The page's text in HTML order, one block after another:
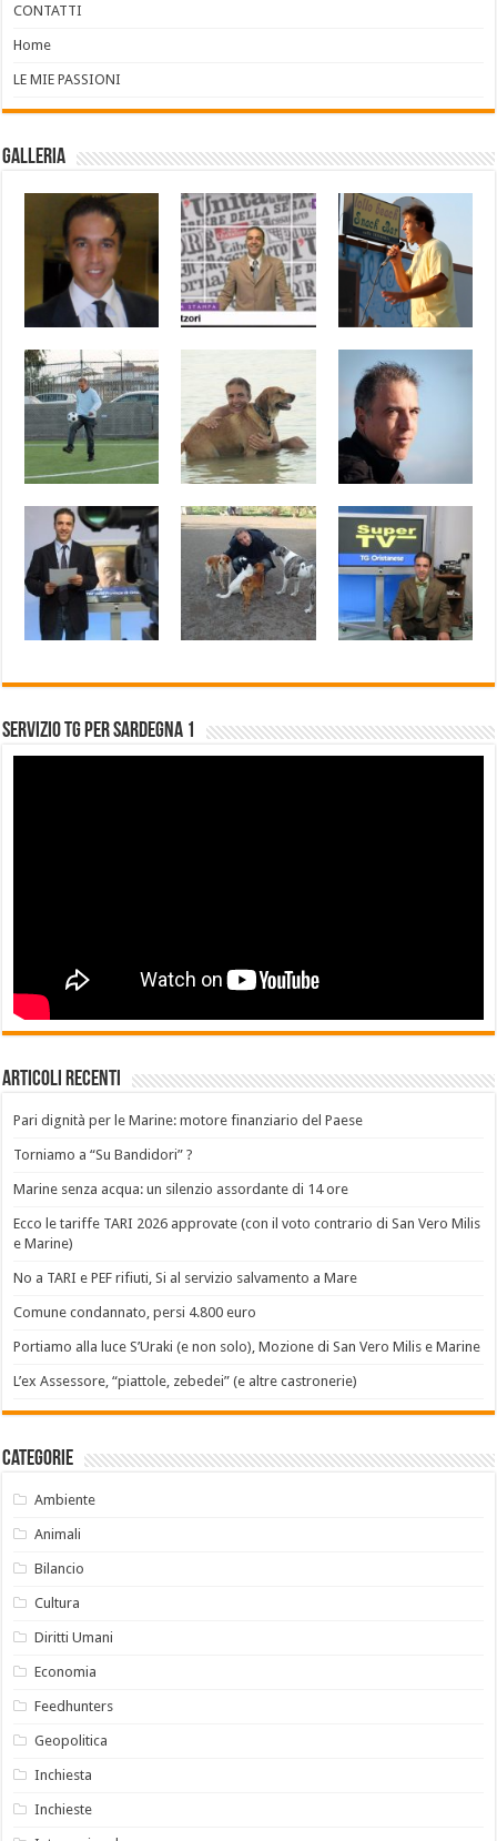
CONTATTI
Home
LE MIE PASSIONI
Galleria
Servizio Tg per Sardegna 1
Articoli recenti
Pari dignità per le Marine: motore finanziario del Paese
Torniamo a “Su Bandidori” ?
Marine senza acqua: un silenzio assordante di 14 ore
Ecco le tariffe TARI 2026 approvate (con il voto contrario di San Vero Milis
e Marine)
No a TARI e PEF rifiuti, Si al servizio salvamento a Mare
Comune condannato, persi 4.800 euro
Portiamo alla luce S’Uraki (e non solo), Mozione di San Vero Milis e Marine
L’ex Assessore, “piattole, zebedei” (e altre castronerie)
Categorie
Ambiente
Animali
Bilancio
Cultura
Diritti Umani
Economia
Feedhunters
Geopolitica
Inchiesta
Inchieste